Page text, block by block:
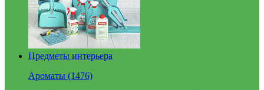
Предметы интерьера
Ароматы (1476)